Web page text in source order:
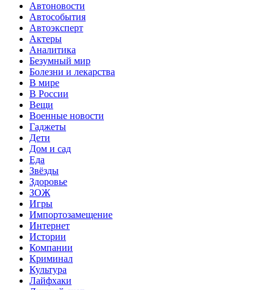
Автоновости
Автособытия
Автоэксперт
Актеры
Аналитика
Безумный мир
Болезни и лекарства
В мире
В России
Вещи
Военные новости
Гаджеты
Дети
Дом и сад
Еда
Звёзды
Здоровье
ЗОЖ
Игры
Импортозамещение
Интернет
Истории
Компании
Криминал
Культура
Лайфхаки